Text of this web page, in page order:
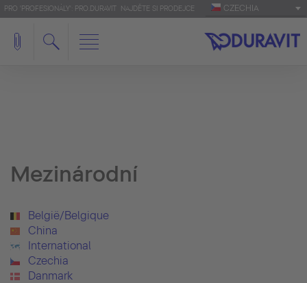
PRO 'PROFESIONÁLY': PRO.DURAVIT NAJDĚTE SI PRODEJCE CZECHIA
Mezinárodní
België/Belgique
China
International
Czechia
Danmark